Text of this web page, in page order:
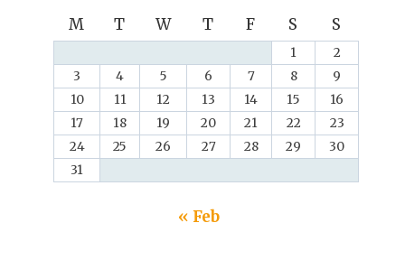
M T W T F S S
1
2
3
4 5 6 7 8
9
10
11 12 13 14 15
16
17
18 19 20 21 22
23
24
25 26 27 28 29
30
31
« Feb